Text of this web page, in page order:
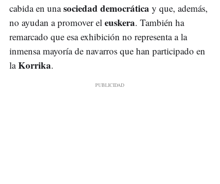
cabida en unasociedad democrática y que, además,
no ayudan a promover el euskera. También ha
remarcado que esa exhibición no representa a la
inmensa mayoría de navarros que han participado en
laKorrika.